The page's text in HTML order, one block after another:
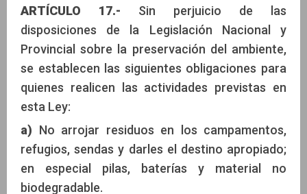
ARTÍCULO 17.- Sin perjuicio de las
disposiciones de la Legislación Nacional y
Provincial sobre la preservación del ambiente,
se establecen las siguientes obligaciones para
quienes realicen las actividades previstas en
esta Ley:
a) No arrojar residuos en los campamentos,
refugios, sendas y darles el destino apropiado;
en especial pilas, baterías y material no
biodegradable.